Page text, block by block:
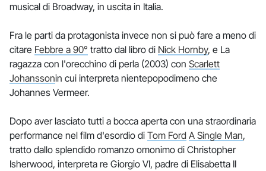
musical di Broadway, in uscita in Italia.
Fra le parti da protagonista invece non si può fare a meno di
citare Febbre a 90° tratto dal libro di Nick Hornby, e La
ragazza con l'orecchino di perla (2003) con Scarlett
Johanssonin cui interpreta nientepopodimeno che
Johannes Vermeer.
Dopo aver lasciato tutti a bocca aperta con una straordinaria
performance nel film d'esordio di Tom Ford A Single Man,
tratto dallo splendido romanzo omonimo di Christopher
Isherwood, interpreta re Giorgio VI, padre di Elisabetta II